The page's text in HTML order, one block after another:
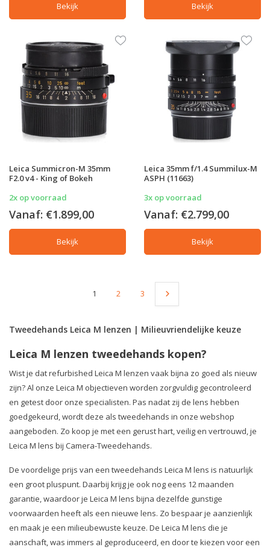
Bekijk Bekijk
Leica Summicron-M 35mm
F2.0 v4 - King of Bokeh
2x op voorraad
Vanaf: €1.899,00
Bekijk
Leica 35mm f/1.4 Summilux-M
ASPH (11663)
3x op voorraad
Vanaf: €2.799,00
Bekijk
1 2 3
Tweedehands Leica M lenzen | Milieuvriendelijke keuze
Leica M lenzen tweedehands kopen?
Wist je dat refurbished Leica M lenzen vaak bijna zo goed als nieuw
zijn? Al onze Leica M objectieven worden zorgvuldig gecontroleerd
en getest door onze specialisten. Pas nadat zij de lens hebben
goedgekeurd, wordt deze als tweedehands in onze webshop
aangeboden. Zo koop je met een gerust hart, veilig en vertrouwd, je
Leica M lens bij Camera-Tweedehands.
De voordelige prijs van een tweedehands Leica M lens is natuurlijk
een groot pluspunt. Daarbij krijg je ook nog eens 12 maanden
garantie, waardoor je Leica M lens bijna dezelfde gunstige
voorwaarden heeft als een nieuwe lens. Zo bespaar je aanzienlijk
en maak je een milieubewuste keuze. De Leica M lens die je
aanschaft, was immers al geproduceerd, en door te kiezen voor een